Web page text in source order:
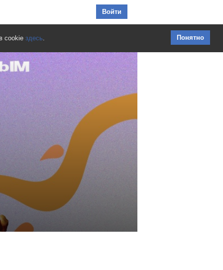
Перейти к содержимому
Войти
Понятно
cookie здесь.